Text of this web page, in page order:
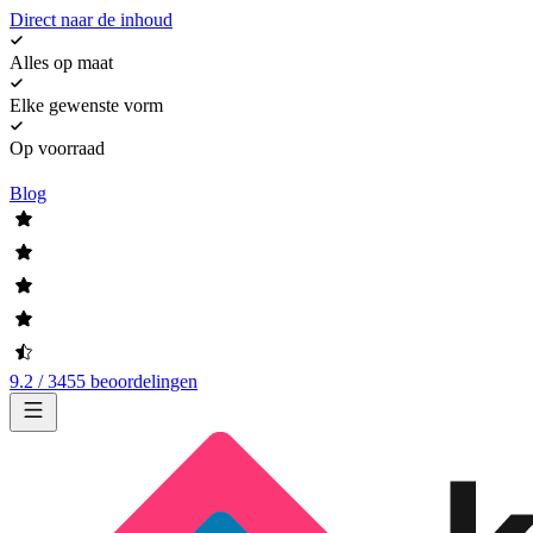
Direct naar de inhoud
Alles op maat
Elke gewenste vorm
Op voorraad
Blog
9.2 / 3455 beoordelingen